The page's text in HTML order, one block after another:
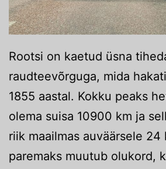
Rootsi on kaetud üsna
raudteevõrguga, mida
1855 aastal. Kokku peaks
olema suisa 10900 km ja
riik maailmas auväärsele 24
paremaks muutub olukord,